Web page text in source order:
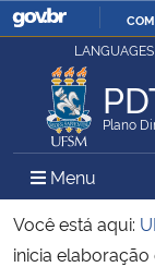
Ministério da Justiça e
Ministério da Defesa
Ministério das
LANGUAGES
Plano
Menu
Você está aqui:
inicia